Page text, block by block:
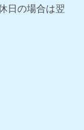
日の場合は翌